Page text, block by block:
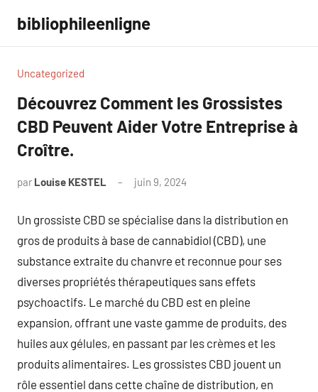
contenu
bibliophileenligne
Uncategorized
Découvrez Comment les Grossistes
CBD Peuvent Aider Votre Entreprise à
Croître.
par Louise KESTEL juin 9, 2024
Un grossiste CBD se spécialise dans la distribution en
gros de produits à base de cannabidiol (CBD), une
substance extraite du chanvre et reconnue pour ses
diverses propriétés thérapeutiques sans effets
psychoactifs. Le marché du CBD est en pleine
expansion, offrant une vaste gamme de produits, des
huiles aux gélules, en passant par les crèmes et les
produits alimentaires. Les grossistes CBD jouent un
rôle essentiel dans cette chaîne de distribution, en